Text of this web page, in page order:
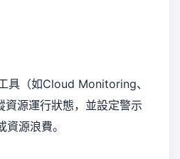
具（如Cloud Monitoring、
源運行狀態，並設定警示
源浪費。